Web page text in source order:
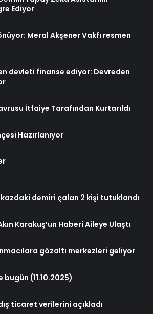
Ediyor
Meral Akşener Vakfı resmen
devleti finanse ediyor: Devreden
İtfaiye Tarafından Kurtarıldı
Hazırlanıyor
demiri çalan 2 kişi tutuklandı
Karakuş’un Haberi Aileye Ulaştı
gözaltı merkezleri geliyor
bugün (11.10.2025)
ticaret verilerini açıkladı